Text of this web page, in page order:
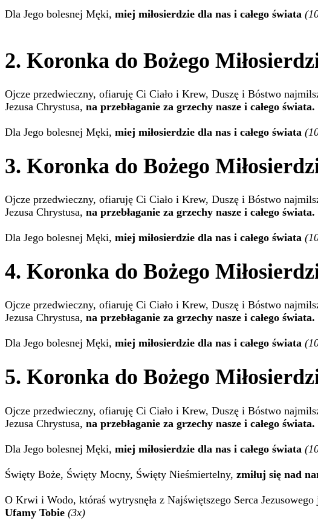
Dla Jego bolesnej Męki, miej miłosierdzie dla nas i całego świata
2. Koronka do Bożego
Ojcze przedwieczny, ofiaruję Ci Ciało i Krew, Duszę i Bóstwo
Jezusa Chrystusa, na przebłaganie za grzechy nasze i całego świata.
Dla Jego bolesnej Męki, miej miłosierdzie dla nas i całego świata
3. Koronka do Bożego
Ojcze przedwieczny, ofiaruję Ci Ciało i Krew, Duszę i Bóstwo
Jezusa Chrystusa, na przebłaganie za grzechy nasze i całego świata.
Dla Jego bolesnej Męki, miej miłosierdzie dla nas i całego świata
4. Koronka do Bożego
Ojcze przedwieczny, ofiaruję Ci Ciało i Krew, Duszę i Bóstwo
Jezusa Chrystusa, na przebłaganie za grzechy nasze i całego świata.
Dla Jego bolesnej Męki, miej miłosierdzie dla nas i całego świata
5. Koronka do Bożego
Ojcze przedwieczny, ofiaruję Ci Ciało i Krew, Duszę i Bóstwo
Jezusa Chrystusa, na przebłaganie za grzechy nasze i całego świata.
Dla Jego bolesnej Męki, miej miłosierdzie dla nas i całego świata
Święty Boże, Święty Mocny, Święty Nieśmiertelny, zmiłuj się nad
O Krwi i Wodo, któraś wytrysnęła z Najświętszego Serca
Ufamy Tobie (3x)